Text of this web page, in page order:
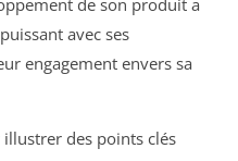
de son produit a
avec ses
engagement envers sa
des points clés